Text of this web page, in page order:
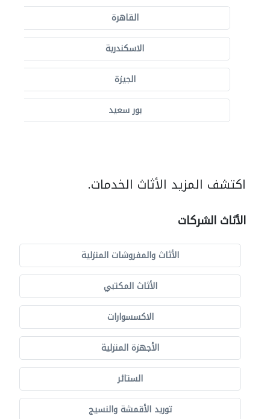
القاهرة
الاسكندرية
الجيزة
بور سعيد
اكتشف المزيد الأثاث الخدمات.
الأثاث الشركات
الأثاث والمفروشات المنزلية
الأثاث المكتبي
الاكسسوارات
الأجهزة المنزلية
الستائر
توريد الأقمشة والنسيج